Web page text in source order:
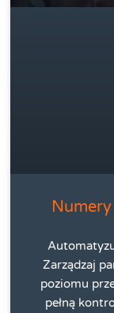
Zarządzaj
poziomu
pełną